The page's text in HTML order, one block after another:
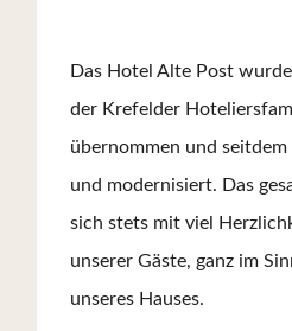
Das Hotel Alte Post
der Krefelder
übernommen und
und modernisiert. Das
sich stets mit viel
unserer Gäste, ganz im
unseres Hauses.